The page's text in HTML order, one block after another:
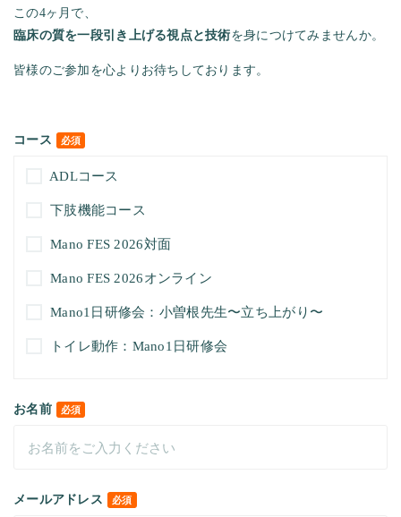
この4ヶ月で、
臨床の質を一段引き上げる視点と技術を身につけてみませんか。
皆様のご参加を心よりお待ちしております。
コース 必須
ADLコース
下肢機能コース
Mano FES 2026対面
Mano FES 2026オンライン
Mano1日研修会：小曽根先生〜立ち上がり〜
トイレ動作：Mano1日研修会
お名前 必須
メールアドレス 必須